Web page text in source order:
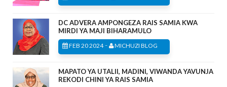
DC ADVERA AMPONGEZA RAIS SAMIA KWA
MIRDI YA MAJI BIHARAMULO
FEB 20 2024- MICHUZI BLOG
MAPATO YA UTALII, MADINI, VIWANDA YAVUNJA
REKODI CHINI YA RAIS SAMIA